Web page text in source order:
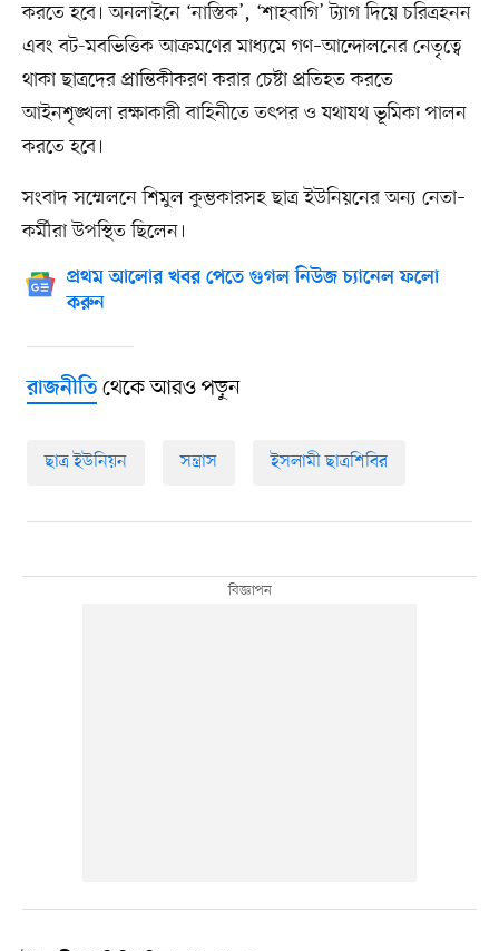
করতে হবে। অনলাইনে ‘নাস্তিক’, ‘শাহবাগি’ ট্যাগ দিয়ে চরিত্রহনন
এবং বট-মবভিত্তিক আক্রমণের মাধ্যমে গণ–আন্দোলনের নেতৃত্বে
থাকা ছাত্রদের প্রান্তিকীকরণ করার চেষ্টা প্রতিহত করতে
আইনশৃঙ্খলা রক্ষাকারী বাহিনীতে তৎপর ও যথাযথ ভূমিকা পালন
করতে হবে।
সংবাদ সম্মেলনে শিমুল কুম্ভকারসহ ছাত্র ইউনিয়নের অন্য নেতা–
কর্মীরা উপস্থিত ছিলেন।
প্রথম আলোর খবর পেতে গুগল নিউজ চ্যানেল ফলো
করুন
রাজনীতিথেকে আরও পড়ুন
ছাত্র ইউনিয়ন সন্ত্রাস ইসলামী ছাত্রশিবির